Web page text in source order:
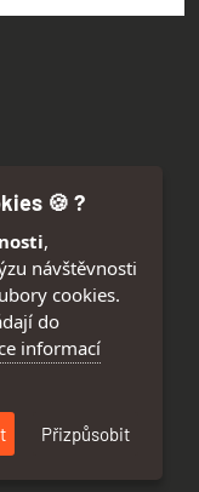
Vám nabídku.
🍪 ?
,
návštěvnosti
cookies.
do
informací
Přizpůsobit